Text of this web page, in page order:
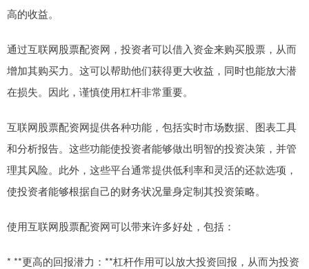
高的收益。
通过互联网股票配资网，投资者可以借入资金来购买股票，从而
增加其购买力。这可以帮助他们获得更大收益，同时也能放大潜
在损失。因此，谨慎使用杠杆非常重要。
互联网股票配资网提供各种功能，包括实时市场数据、图表工具
和分析报告。这些功能使投资者能够做出明智的投资决策，并管
理其风险。此外，这些平台通常提供低利率和灵活的还款选项，
使投资者能够根据自己的财务状况量身定制其投资策略。
使用互联网股票配资网可以带来许多好处，包括：
* **更高的回报潜力：**杠杆作用可以放大投资回报，从而为投资